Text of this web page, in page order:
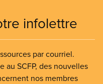
infolettre
par courriel.
au SCFP, des nouvelles
nos membres